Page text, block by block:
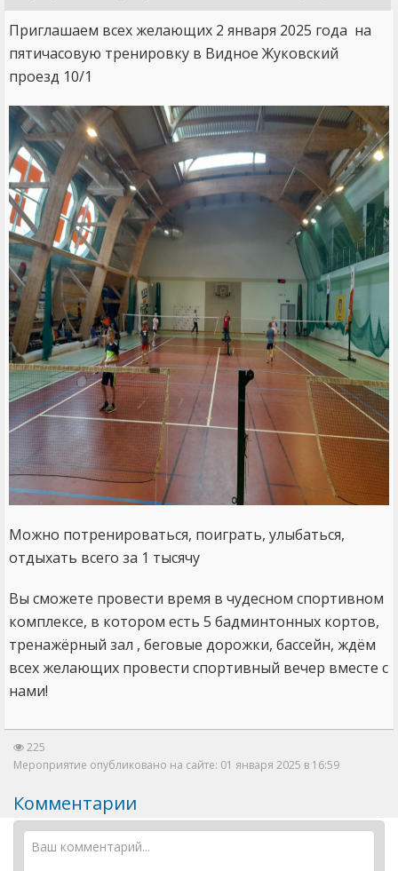
Приглашаем всех желающих 2 января 2025 года на
пятичасовую тренировку в Видное Жуковский
проезд 10/1
Можно потренироваться, поиграть, улыбаться,
отдыхать всего за 1 тысячу
Вы сможете провести время в чудесном спортивном
комплексе, в котором есть 5 бадминтонных кортов,
тренажёрный зал , беговые дорожки, бассейн, ждём
всех желающих провести спортивный вечер вместе с
нами!
225
Мероприятие опубликовано на сайте: 01 января 2025 в 16:59
Комментарии